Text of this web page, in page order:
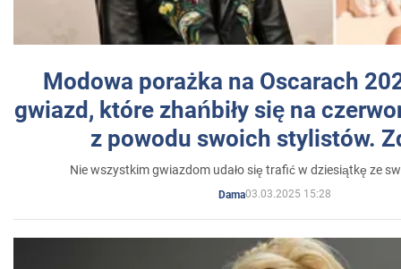
Modowa porażka na Oscarach
gwiazd, które zhańbiły się na
z powodu swoich stylistów.
Nie wszystkim gwiazdom udało się trafić w dziesiątkę ze
Dama03.03.2025 15:28